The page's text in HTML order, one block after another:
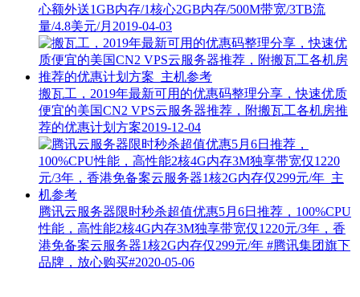
心额外送1GB内存/1核心2GB内存/500M带宽/3TB流
量/4.8美元/月 2019-04-03
搬瓦工，2019年最新可用的优惠码整理分享，快速优质
便宜的美国CN2 VPS云服务器推荐，附搬瓦工各机房推
荐的优惠计划方案2019-12-04
腾讯云服务器限时秒杀超值优惠5月6日推荐，100%CPU
性能，高性能2核4G内存3M独享带宽仅1220元/3年，香
港免备案云服务器1核2G内存仅299元/年 #腾讯集团旗下
品牌，放心购买#2020-05-06